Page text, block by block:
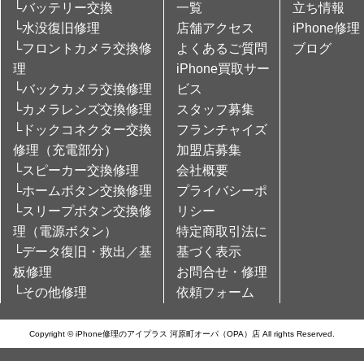
└バッテリー交換
└水没復旧修理
└フロントカメラ交換修
理
└バックカメラ交換修理
└カメラレンズ交換修理
└ドックコネクター交換
修理（充電部分）
└スピーカー交換修理
└ホームボタン交換修理
└スリープボタン交換修
理（電源ボタン）
└データ復旧・救出／基
板修理
└その他修理
一覧
店舗アクセス
よくあるご質問
iPhone買取サー
ビス
スタッフ募集
フランチャイズ
加盟店募集
会社概要
プライバシーポ
リシー
特定商取引法に
基づく表示
お問合せ・修理
依頼フォーム
立ち情報
iPhone修理
ブログ
Copyright © iPhone修理のアイプラス 河原町オーパ（OPA）店 All rights Reserved.